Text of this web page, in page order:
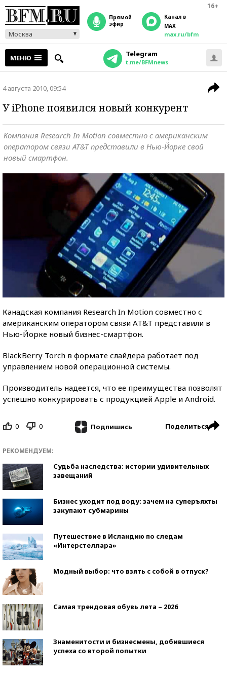
16+
Москва
прямой
эфир
Канал в
MAX
max.ru/bfm
МЕНЮ Telegram
t.me/BFMnews
4 августа 2010, 09:54
У iPhone появился новый конкурент
Компания Research In Motion совместно с американским
оператором связи AT&T представили в Нью-Йорке свой
новый смартфон.
Канадская компания Research In Motion совместно с
американским оператором связи AT&T представили в
Нью-Йорке новый бизнес-смартфон.
BlackBerry Torch в формате слайдера работает под
управлением новой операционной системы.
Производитель надеется, что ее преимущества позволят
успешно конкурировать с продукцией Apple и Android.
0 0 Подпишись Поделиться
РЕКОМЕНДУЕМ:
Судьба наследства: истории удивительных
завещаний
Бизнес уходит под воду: зачем на суперъяхты
закупают субмарины
Путешествие в Исландию по следам
«Интерстеллара»
Модный выбор: что взять с собой в отпуск?
Самая трендовая обувь лета – 2026
Знаменитости и бизнесмены, добившиеся
успеха со второй попытки